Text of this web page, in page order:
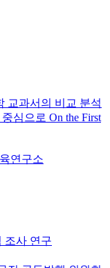
교과서의 비교 분석
심으로 On the First
연구소
조사 연구